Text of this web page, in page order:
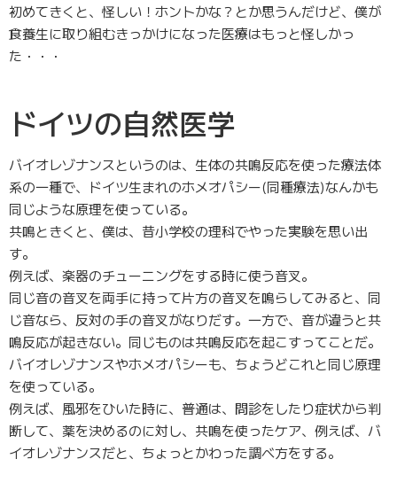
初めてきくと、怪しい！ホントかな？とか思うんだけど、僕が
食養生に取り組むきっかけになった医療はもっと怪しかっ
た・・・
ドイツの自然医学
バイオレゾナンスというのは、生体の共鳴反応を使った療法体
系の一種で、ドイツ生まれのホメオパシー(同種療法)なんかも
同じような原理を使っている。
共鳴ときくと、僕は、昔小学校の理科でやった実験を思い出
す。
例えば、楽器のチューニングをする時に使う音叉。
同じ音の音叉を両手に持って片方の音叉を鳴らしてみると、同
じ音なら、反対の手の音叉がなりだす。一方で、音が違うと共
鳴反応が起きない。同じものは共鳴反応を起こすってことだ。
バイオレゾナンスやホメオパシーも、ちょうどこれと同じ原理
を使っている。
例えば、風邪をひいた時に、普通は、問診をしたり症状から判
断して、薬を決めるのに対し、共鳴を使ったケア、例えば、バ
イオレゾナンスだと、ちょっとかわった調べ方をする。